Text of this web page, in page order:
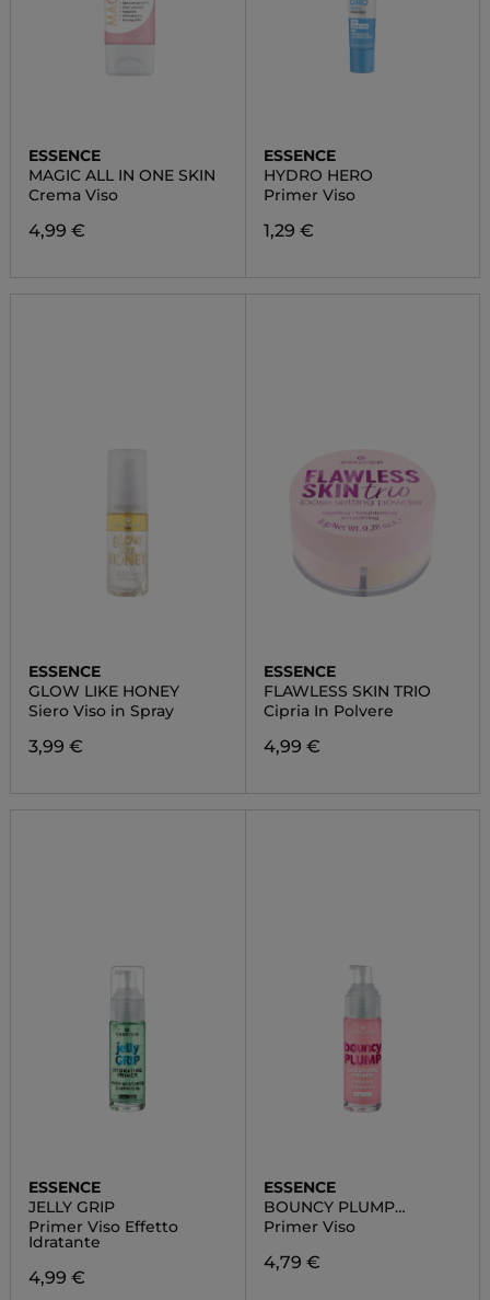
ESSENCE
MAGIC ALL IN ONE SKIN
Crema Viso
4,99 €
ESSENCE
HYDRO HERO
Primer Viso
1,29 €
ESSENCE
GLOW LIKE HONEY
Siero Viso in Spray
3,99 €
ESSENCE
FLAWLESS SKIN TRIO
Cipria In Polvere
4,99 €
ESSENCE
JELLY GRIP
Primer Viso Effetto
Idratante
4,99 €
ESSENCE
BOUNCY PLUMP
SMOOTHING
Primer Viso
4,79 €